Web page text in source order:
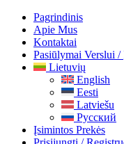
Pagrindinis
Apie Mus
Kontaktai
Pasiūlymai Verslui /
Lietuvių
English
Eesti
Latviešu
Русский
Įsimintos Prekės